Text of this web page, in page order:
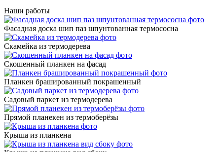
Наши работы
Фасадная доска шип паз шпунтованная термососна
Скамейка из термодерева
Скошенный планкен на фасад
Планкен брашированный покрашенный
Садовый паркет из термодерева
Прямой планекен из термоберёзы
Крыша из планкена